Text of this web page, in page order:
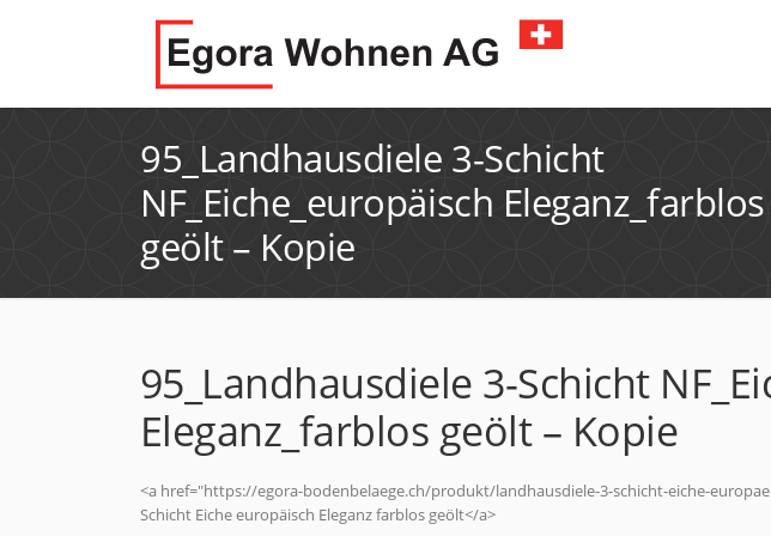
95_Landhausdiele 3-Schicht
NF_Eiche_europäisch Eleganz_farblos
geölt – Kopie
95_Landhausdiele 3-Schicht
Eleganz_farblos geölt – Kopie
<a href="https://egora-bodenbelaege.ch/produkt/landhausdiele-3-schicht-eiche-
Schicht Eiche europäisch Eleganz farblos geölt</a>